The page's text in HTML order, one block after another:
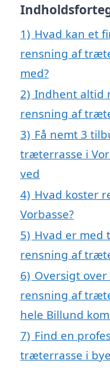
1) Hvad kan et
rensning af
med?
2) Indhent altid
rensning af
3) Få nemt 3
træterrasse i
ved
4) Hvad koster
Vorbasse?
5) Hvad er med
rensning af
6) Oversigt
rensning af
hele Billund
7) Find en
træterrasse i